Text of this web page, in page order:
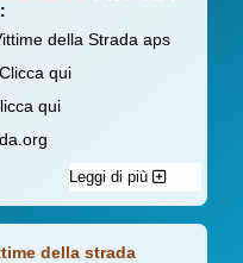
della Strada aps
Clicca qui
qui
Leggi di più
della strada